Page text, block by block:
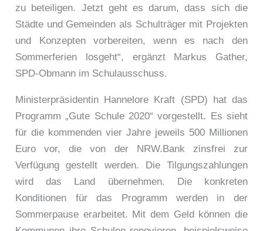
zu beteiligen. Jetzt geht es darum, dass sich die
Städte und Gemeinden als Schulträger mit Projekten
und Konzepten vorbereiten, wenn es nach den
Sommerferien losgeht“, ergänzt Markus Gather,
SPD-Obmann im Schulausschuss.
Ministerpräsidentin Hannelore Kraft (SPD) hat das
Programm „Gute Schule 2020“ vorgestellt. Es sieht
für die kommenden vier Jahre jeweils 500 Millionen
Euro vor, die von der NRW.Bank zinsfrei zur
Verfügung gestellt werden. Die Tilgungszahlungen
wird das Land übernehmen. Die konkreten
Konditionen für das Programm werden in der
Sommerpause erarbeitet. Mit dem Geld können die